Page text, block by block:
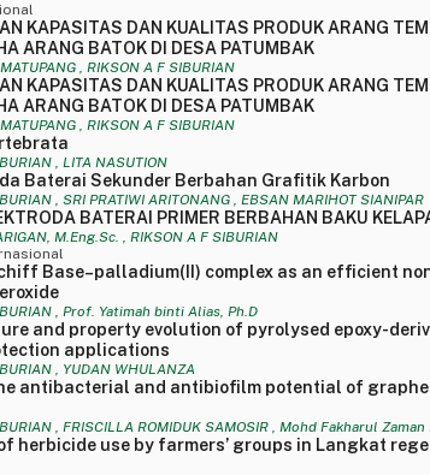
KAPASITAS DAN KUALITAS PRODUK ARANG
ARANG BATOK DI DESA PATUMBAK
, RIKSON A F SIBURIAN
KAPASITAS DAN KUALITAS PRODUK ARANG
ARANG BATOK DI DESA PATUMBAK
, RIKSON A F SIBURIAN
, LITA NASUTION
Baterai Sekunder Berbahan Grafitik Karbon
, SRI PRATIWI ARITONANG , EBSAN MARIHOT SIANIPAR
BATERAI PRIMER BERBAHAN BAKU
M.Eng.Sc. , RIKSON A F SIBURIAN
Base–palladium(II) complex as an efficient
, Prof. Yatimah binti Alias, Ph.D
and property evolution of pyrolysed epoxy-
applications
, YUDAN WHULANZA
antibacterial and antibiofilm potential of
, FRISCILLA ROMIDUK SAMOSIR , Mohd Fakharul Zaman
herbicide use by farmers’ groups in Langkat